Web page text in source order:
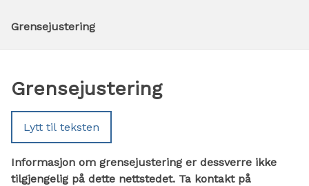
her:
Grensejustering
Grensejustering
Lytt til teksten
Informasjon om grensejustering er dessverre ikke
tilgjengelig på dette nettstedet. Ta kontakt på